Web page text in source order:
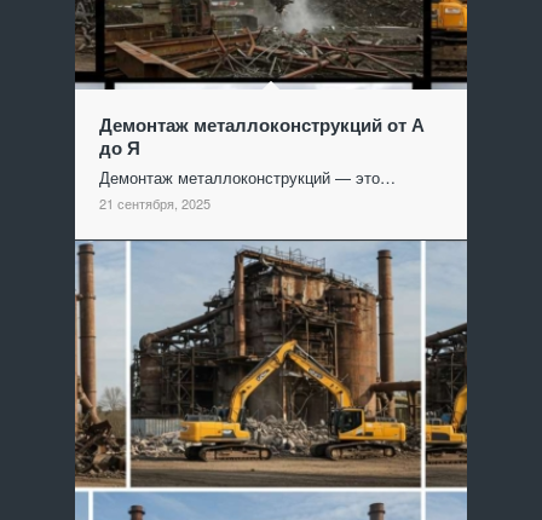
Демонтаж металлоконструкций от А
до Я
Демонтаж металлоконструкций — это…
21 сентября, 2025